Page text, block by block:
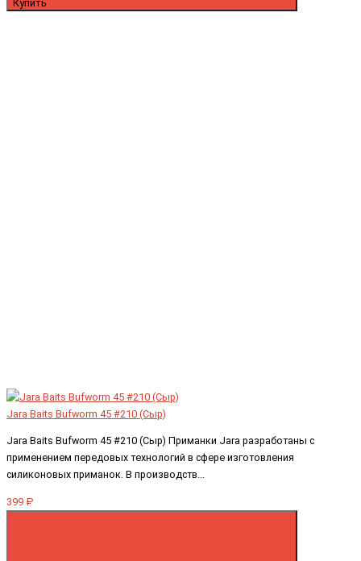
Купить
Jara Baits Bufworm 45 #210 (Сыр)
Jara Baits Bufworm 45 #210 (Сыр) Приманки Jara разработаны с
применением передовых технологий в сфере изготовления
силиконовых приманок. В производств...
399 ₽